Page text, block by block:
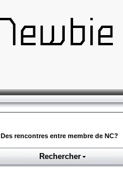
Des rencontres entre membre de NC?
Rechercher